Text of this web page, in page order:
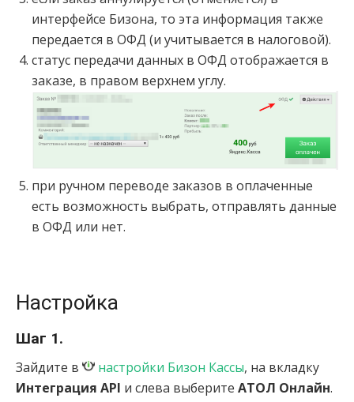
интерфейсе Бизона, то эта информация также
передается в ОФД (и учитывается в налоговой).
статус передачи данных в ОФД отображается в
заказе, в правом верхнем углу.
при ручном переводе заказов в оплаченные
есть возможность выбрать, отправлять данные
в ОФД или нет.
Настройка
Шаг 1.
Зайдите в настройки Бизон Кассы, на вкладку
Интеграция API и слева выберите АТОЛ Онлайн.